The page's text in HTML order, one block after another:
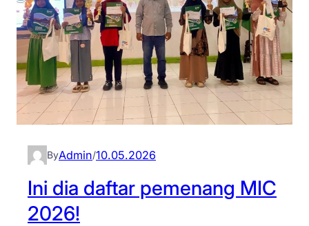
ByAdmin/10.05.2026
Ini dia daftar pemenang MIC
2026!